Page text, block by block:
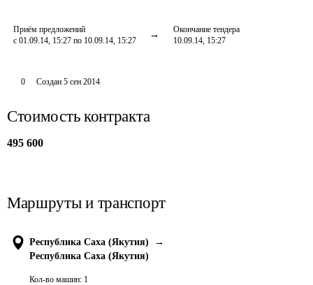
Приём предложений
с 01.09.14, 15:27 по 10.09.14, 15:27
Окончание тендера
10.09.14, 15:27
0 Создан 5 сен 2014
Стоимость контракта
495 600
Маршруты и транспорт
Республика Саха (Якутия)
→
Республика Саха (Якутия)
Кол-во машин: 1